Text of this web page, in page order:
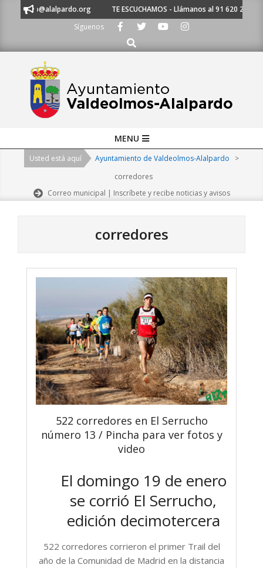
TE ESCUCHAMOS - Llámanos al 91 620 21 53 o
Síguenos
Buscar
Navigation
MENU
Usted está aquí Ayuntamiento de Valdeolmos-Alalpardo
>
corredores
Correo municipal | Inscríbete y recibe noticias y avisos
corredores
522 corredores en El Serrucho
número 13 / Pincha para ver fotos y
video
El domingo 19 de enero
se corrió El Serrucho,
edición decimotercera
522 corredores corrieron el primer Trail del
año de la Comunidad de Madrid en la distancia